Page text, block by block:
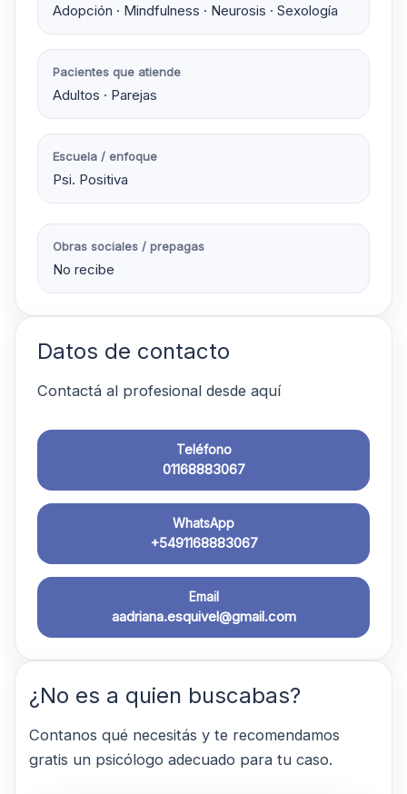
Adopción · Mindfulness · Neurosis · Sexología
Pacientes que atiende
Adultos · Parejas
Escuela / enfoque
Psi. Positiva
Obras sociales / prepagas
No recibe
Datos de contacto
Contactá al profesional desde aquí
Teléfono
01168883067
WhatsApp
+5491168883067
Email
aadriana.esquivel@gmail.com
¿No es a quien buscabas?
Contanos qué necesitás y te recomendamos
gratis un psicólogo adecuado para tu caso.